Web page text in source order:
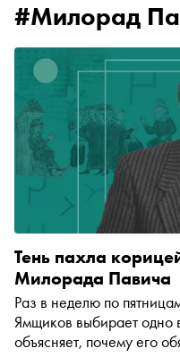
#Милорад
Тень пахла
Милорада Павича
Раз в неделю по
Ямщиков выбирает одно великое произведение и
объясняет, почему его